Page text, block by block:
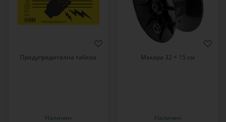
Предупредителна табела
Наличен
Макара 32 × 15 см
Наличен